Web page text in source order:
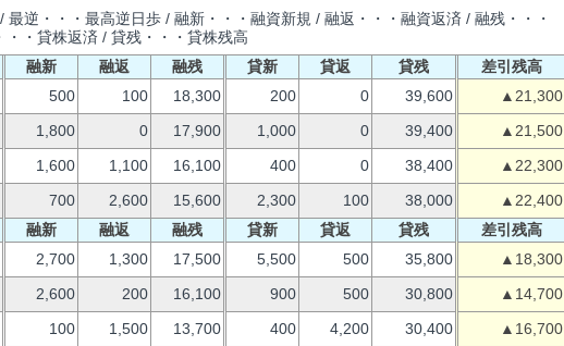
最逆・・・最高逆日歩 / 融新・・・融資新規 / 融返・・・融資返済 / 融残・・・
・貸株返済 / 貸残・・・貸株残高
融新 融返 融残 貸新 貸返 貸残
差引残高
500 100 18,300 200 0 39,600
▲21,300
1,800 0 17,900 1,000 0 39,400
▲21,500
1,600 1,100 16,100 400 0 38,400
▲22,300
700 2,600 15,600 2,300 100 38,000
▲22,400
融新 融返 融残 貸新 貸返 貸残
差引残高
2,700 1,300 17,500 5,500 500 35,800
▲18,300
2,600 200 16,100 900 500 30,800
▲14,700
100 1,500 13,700 400 4,200 30,400
▲16,700